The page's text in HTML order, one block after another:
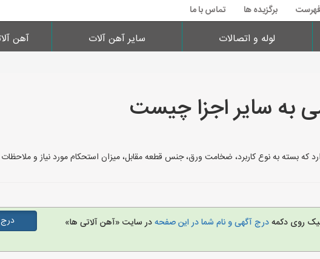
فهرست برگزیده ها تماس با ما
لوله و اتصالات سایر آهن آلات آهن
به سایر اجزا چیست
که بسته به نوع کاربرد، ضخامت ورق، جنس قطعه مقابل، میزان استحکام مورد نیاز و
روی دکمهدرج آگهی و نام شما در این صفحهدر سایت «آهن آلاتی ها»